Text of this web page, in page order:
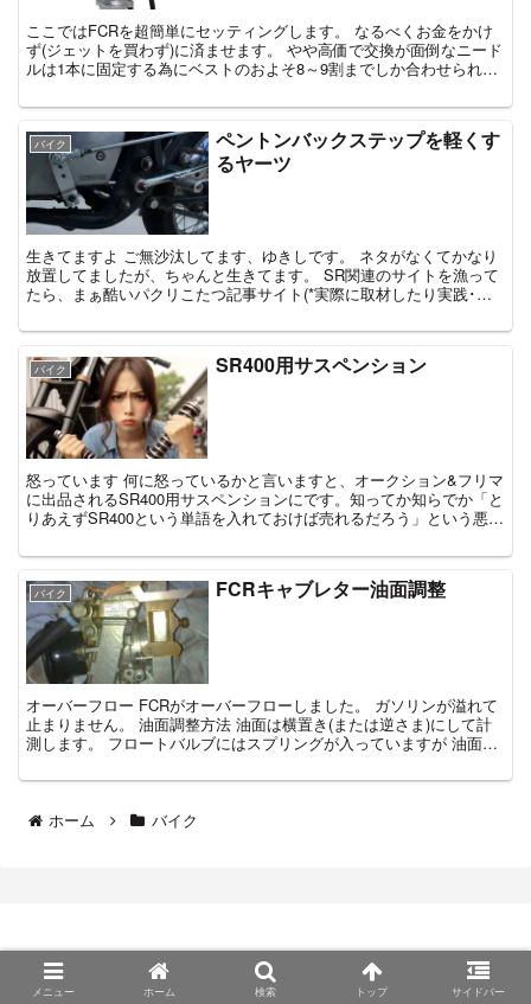
ここではFCRを超簡単にセッティングします。 なるべくお金をかけ
ず(ジェットを買わず)に済ませます。 やや高価で交換が面倒なニード
ルは1本に固定する為にベストのおよそ8～9割までしか合わせられな
バイク
ペントンバックステップを軽くす
るヤーツ
生きてますよ ご無沙汰してます、ゆきしです。 ネタがなくてかなり
放置してましたが、ちゃんと生きてます。 SR関連のサイトを漁って
たら、まぁ酷いパクリこたつ記事サイト(*実際に取材したり実践･行
バイク SR400用サスペンション
怒っています 何に怒っているかと言いますと、オークション&フリマ
に出品されるSR400用サスペンションにです。知ってか知らでか「と
りあえずSR400という単語を入れておけば売れるだろう」という悪質
バイク FCRキャブレター油面調整
オーバーフロー FCRがオーバーフローしました。 ガソリンが溢れて
止まりません。 油面調整方法 油面は横置き(または逆さま)にして計
測します。 フロートバルブにはスプリングが入っていますが 油面調
ホーム バイク
Copyright © 2005 SR400FI.com All Rights Reserved.
メニュー ホーム 検索 トップ サイドバー